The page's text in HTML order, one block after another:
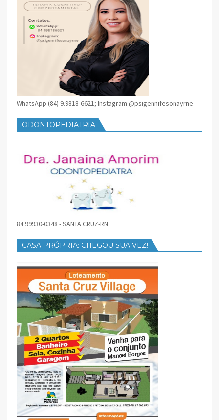
WhatsApp (84) 9.9818-6621; Instagram @psigennifesonayrne
ODONTOPEDIATRIA
84 99930-0348 - SANTA CRUZ-RN
CASA PRÓPRIA: CHEGOU SUA VEZ!